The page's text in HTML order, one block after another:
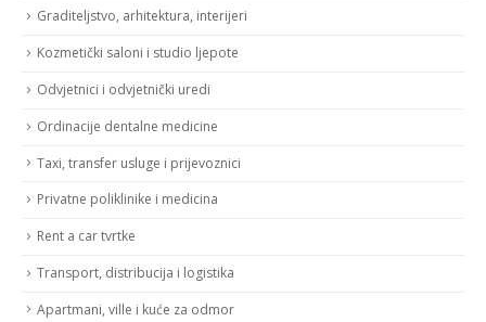
Graditeljstvo, arhitektura, interijeri
Kozmetički saloni i studio ljepote
Odvjetnici i odvjetnički uredi
Ordinacije dentalne medicine
Taxi, transfer usluge i prijevoznici
Privatne poliklinike i medicina
Rent a car tvrtke
Transport, distribucija i logistika
Apartmani, ville i kuće za odmor